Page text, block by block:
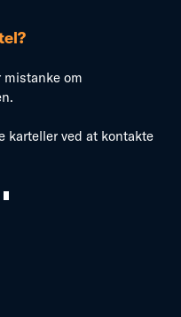
mistanke om
karteller ved at kontakte